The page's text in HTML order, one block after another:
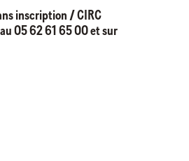
inscription / CIRC
05 62 61 65 00 et sur